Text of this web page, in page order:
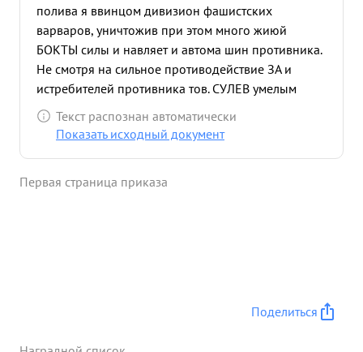
полива я ввинцом дивизион фашистских
варваров, уничтожив при этом много жиюй
БОКТЫ силы и навляет и автома шин противника.
Не смотря на сильное противодействие ЗА и
истребителей противника тов. СУЛЕВ умелым
маневром выходил из под обстрела ЗА и атак и
стребитлей. Его самолет за время боевых
НАГРАЖДЕНИЯ ОРДЕНОМ "КРАСНАЯ звезда" ...»
Текст распознан автоматически
Показать исходный документ
Первая страница приказа
Поделиться